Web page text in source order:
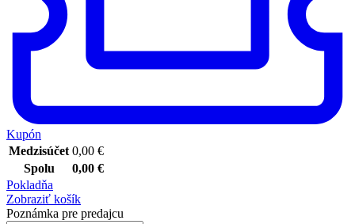
Kupón
Medzisúčet 0,00 €
Spolu
0,00 €
Pokladňa
Zobraziť košík
Poznámka pre predajcu